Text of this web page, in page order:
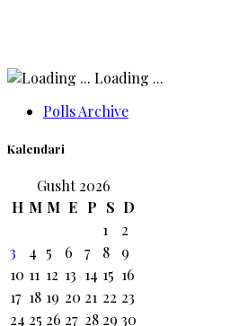
Loading ...
Polls Archive
Kalendari
Gusht 2026
H M M E P S D
1
2
3
4 5 6 7 8
9
10 11 12 13 14 15 16
17 18 19 20 21 22 23
24 25 26 27 28 29 30